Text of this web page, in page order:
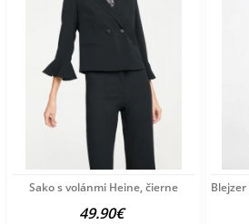
Sako s volánmi Heine, čierne
49.90€